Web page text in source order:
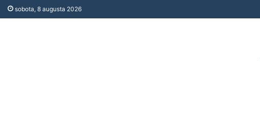
sobota, 8 augusta 2026